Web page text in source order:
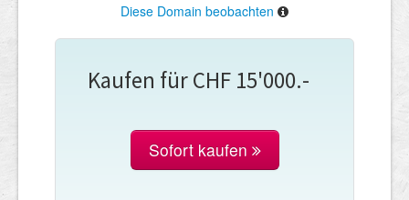
Diese Domain beobachten
Kaufen für CHF 15'000.-
Sofort kaufen